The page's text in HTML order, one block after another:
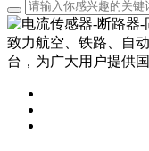
致力航空、铁路、自
台，为广大用户提供